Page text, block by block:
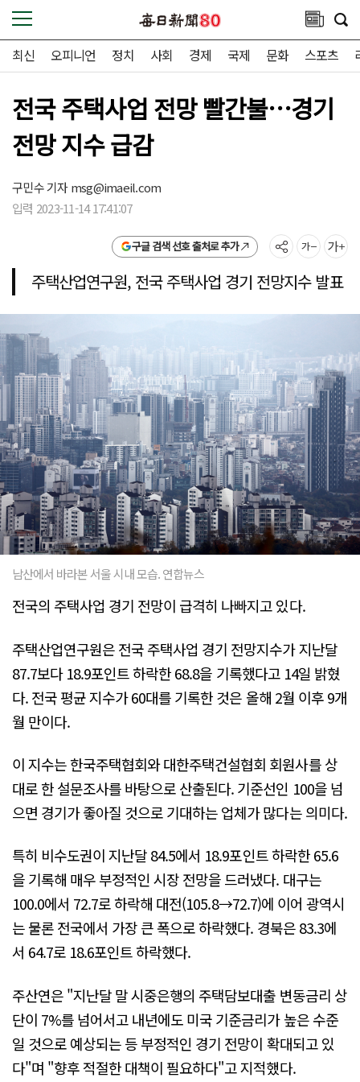
최신 오피니언 정치 사회 경제 국제 문화 스포츠
전국 주택사업 전망 빨간불…경기
전망 지수 급감
구민수 기자msg@imaeil.com
입력 2023-11-14 17:41:07
구글 검색 선호 출처로 추가
주택산업연구원, 전국 주택사업 경기 전망지수 발표
남산에서 바라본 서울 시내 모습. 연합뉴스
전국의 주택사업 경기 전망이 급격히 나빠지고 있다.
주택산업연구원은 전국 주택사업 경기 전망지수가 지난달
87.7보다 18.9포인트 하락한 68.8을 기록했다고 14일 밝혔
다. 전국 평균 지수가 60대를 기록한 것은 올해 2월 이후 9개
월 만이다.
이 지수는 한국주택협회와 대한주택건설협회 회원사를 상
대로 한 설문조사를 바탕으로 산출된다. 기준선인 100을 넘
으면 경기가 좋아질 것으로 기대하는 업체가 많다는 의미다.
특히 비수도권이 지난달 84.5에서 18.9포인트 하락한 65.6
을 기록해 매우 부정적인 시장 전망을 드러냈다. 대구는
100.0에서 72.7로 하락해 대전(105.8→72.7)에 이어 광역시
는 물론 전국에서 가장 큰 폭으로 하락했다. 경북은 83.3에
서 64.7로 18.6포인트 하락했다.
주산연은 "지난달 말 시중은행의 주택담보대출 변동금리 상
단이 7%를 넘어서고 내년에도 미국 기준금리가 높은 수준
일 것으로 예상되는 등 부정적인 경기 전망이 확대되고 있
다"며 "향후 적절한 대책이 필요하다"고 지적했다.